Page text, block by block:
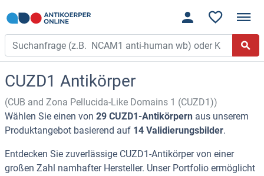
CUZD1 Antikörper
(CUB and Zona Pellucida-Like Domains 1 (CUZD1))
Wählen Sie einen von 29 CUZD1-Antikörpern aus unserem
Produktangebot basierend auf 14 Validierungsbilder.
Entdecken Sie zuverlässige CUZD1-Antikörper von einer
großen Zahl namhafter Hersteller. Unser Portfolio ermöglicht